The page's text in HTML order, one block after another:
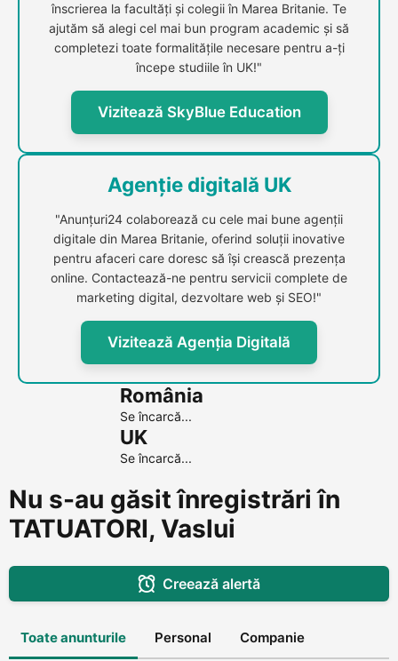
înscrierea la facultăți și colegii în Marea Britanie. Te
ajutăm să alegi cel mai bun program academic și să
completezi toate formalitățile necesare pentru a-ți
începe studiile în UK!"
Vizitează SkyBlue Education
Agenție digitală UK
"Anunțuri24 colaborează cu cele mai bune agenții
digitale din Marea Britanie, oferind soluții inovative
pentru afaceri care doresc să își crească prezența
online. Contactează-ne pentru servicii complete de
marketing digital, dezvoltare web și SEO!"
Vizitează Agenția Digitală
România
Se încarcă...
UK
Se încarcă...
Nu s-au găsit înregistrări în
TATUATORI, Vaslui
Creează alertă
Toate anunturile Personal Companie